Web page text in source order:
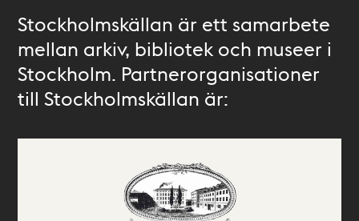
Stockholmskällan är ett samarbete
mellan arkiv, bibliotek och museer i
Stockholm. Partnerorganisationer
till Stockholmskällan är: